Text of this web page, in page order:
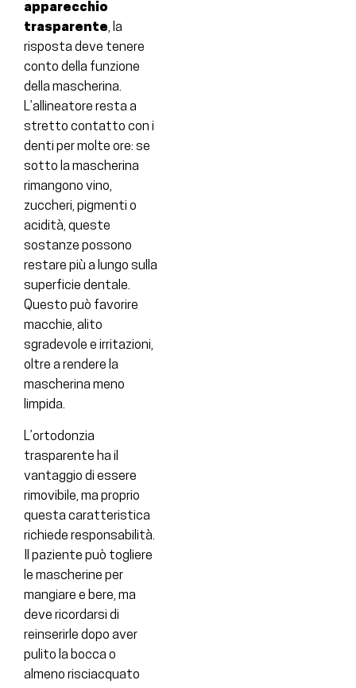
apparecchio
trasparente, la
risposta deve tenere
conto della funzione
della mascherina.
L’allineatore resta a
stretto contatto con i
denti per molte ore: se
sotto la mascherina
rimangono vino,
zuccheri, pigmenti o
acidità, queste
sostanze possono
restare più a lungo sulla
superficie dentale.
Questo può favorire
macchie, alito
sgradevole e irritazioni,
oltre a rendere la
mascherina meno
limpida.
L’ortodonzia
trasparente ha il
vantaggio di essere
rimovibile, ma proprio
questa caratteristica
richiede responsabilità.
Il paziente può togliere
le mascherine per
mangiare e bere, ma
deve ricordarsi di
reinserirle dopo aver
pulito la bocca o
almeno risciacquato